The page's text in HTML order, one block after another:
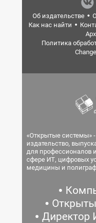
Об издательстве
Как нас найти
Политика
«Открытые системы»
издательство,
для профессионалов
сфере ИТ, цифровых
медицины и
Директор